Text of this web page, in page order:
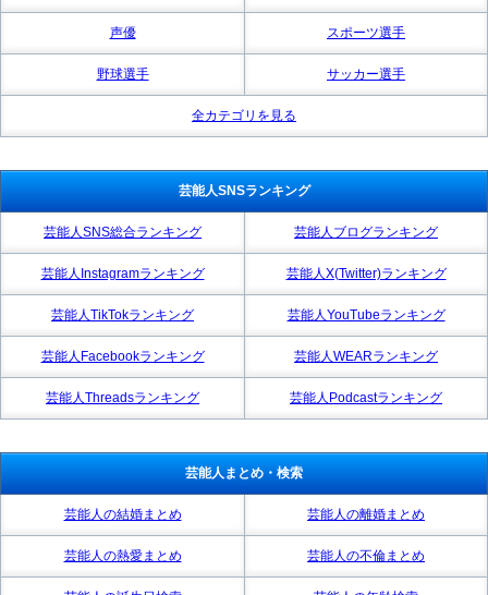
声優 スポーツ選手
野球選手 サッカー選手
全カテゴリを見る
芸能人SNSランキング
芸能人SNS総合ランキング 芸能人ブログランキング
芸能人Instagramランキング 芸能人X(Twitter)ランキング
芸能人TikTokランキング 芸能人YouTubeランキング
芸能人Facebookランキング 芸能人WEARランキング
芸能人Threadsランキング 芸能人Podcastランキング
芸能人まとめ・検索
芸能人の結婚まとめ 芸能人の離婚まとめ
芸能人の熱愛まとめ 芸能人の不倫まとめ